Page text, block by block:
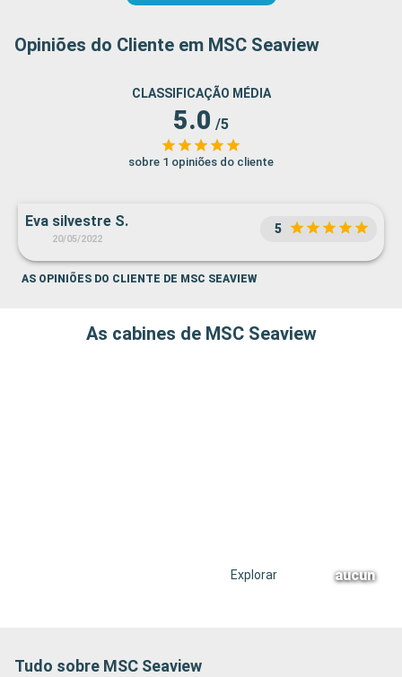
Opiniões do Cliente em MSC Seaview
CLASSIFICAÇÃO MÉDIA
5.0 /5
sobre 1 opiniões do cliente
Eva silvestre S.
20/05/2022
5
AS OPINIÕES DO CLIENTE DE MSC SEAVIEW
As cabines de MSC Seaview
Explorar aucun
Tudo sobre MSC Seaview